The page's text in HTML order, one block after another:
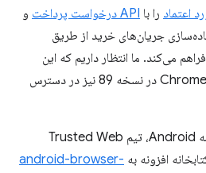
اعتماد را با API درخواست پرداخت
و
جریان‌های خرید از طریق
صورت‌حساب Google Play فراهم می‌کند. ما انتظار داریم که این
نسخه آزمایشی اولیه برای ChromeOS در نسخه 89 نیز در دسترس
به منظور سهولت ادغام با برنامه Android، تیم Trusted Web
android-browser-